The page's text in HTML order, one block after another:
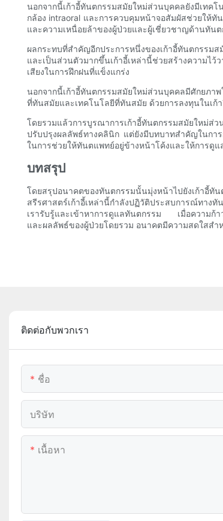
นอกจากนี้เก้าอี้ทันตกรรมสมัยใหม่ส่วนบุคคลยังมีเทค
กล้อง intraoral และการควบคุมหน้าจอสัมผัสช่วยให้
และความเหนื่อยล้าของผู้ป่วยและผู้เชี่ยวชาญด้านทัน
ผลกระทบที่สำคัญอีกประการหนึ่งของเก้าอี้ทันตกรรม
และเป็นส่วนตัวมากขึ้นเก้าอี้เหล่านี้ช่วยสร้างความไ
เสียงในการฝึกฝนที่แข็งแกร่ง
นอกจากนี้เก้าอี้ทันตกรรมสมัยใหม่ส่วนบุคคลมีศักยภา
ที่ทันสมัยและเทคโนโลยีที่ทันสมัย ด้วยการลงทุนในเก้
โดยรวมแล้วการบูรณาการเก้าอี้ทันตกรรมสมัยใหม่
ปรับปรุงผลลัพธ์ทางคลินิก แต่ยังมีบทบาทสำคัญในกา
ในการช่วยให้ทันตแพทย์อยู่ข้างหน้าโค้งและให้การดูแ
บทสรุป
โดยสรุปอนาคตของทันตกรรมนั้นมุ่งหน้าไปยังเก้า
สรีรศาสตร์เก้าอี้เหล่านี้กำลังปฏิวัติประสบการณ์ทาง
เรารับรู้และเข้าหาการดูแลทันตกรรม เมื่อความก้า
และผลลัพธ์ของผู้ป่วยโดยรวม อนาคตมีความสดใสส
ติดต่อกับพวกเรา
ชื่อ
บริษัท
เนื้อหา